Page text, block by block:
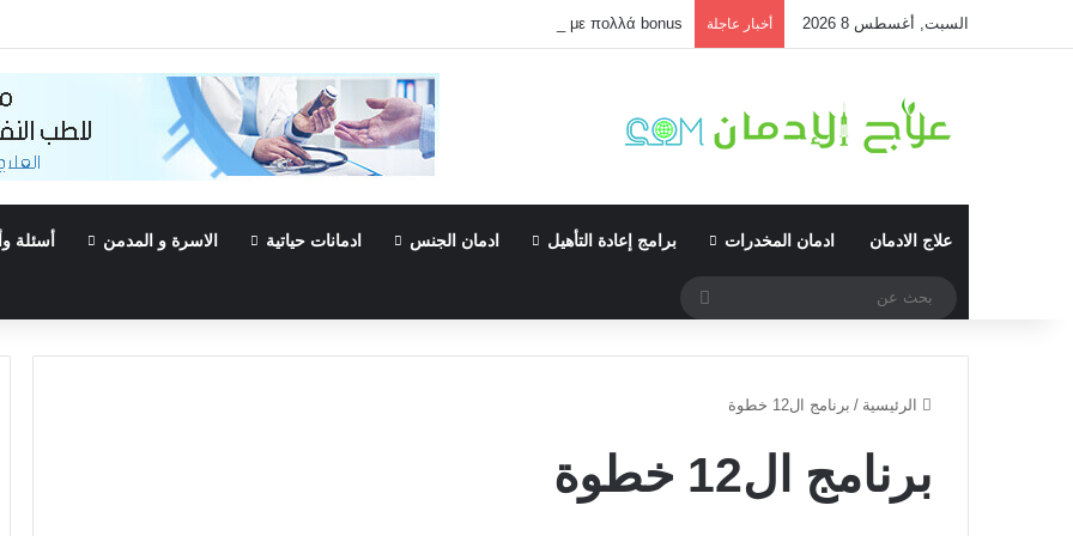
السبت, أغسطس 8 2026 أخبار عاجلة Τα must-try τίτλοι με πολλά bonus
علاج الادمان ادمان المخدرات برامج إعادة التأهيل ادمان الجنس ادمانات حياتية الاسرة و المدمن أسئلة
الرئيسية / برنامج ال12 خطوة
برنامج ال12 خطوة